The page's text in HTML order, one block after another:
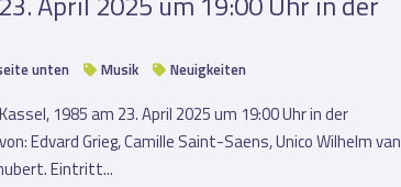
unten Musik Neuigkeiten
1985 am 23. April 2025 um 19:00 Uhr in der
Edvard Grieg, Camille Saint-Saens, Unico Wilhelm van
Eintritt...